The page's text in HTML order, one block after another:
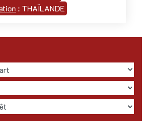
: THAÏLANDE